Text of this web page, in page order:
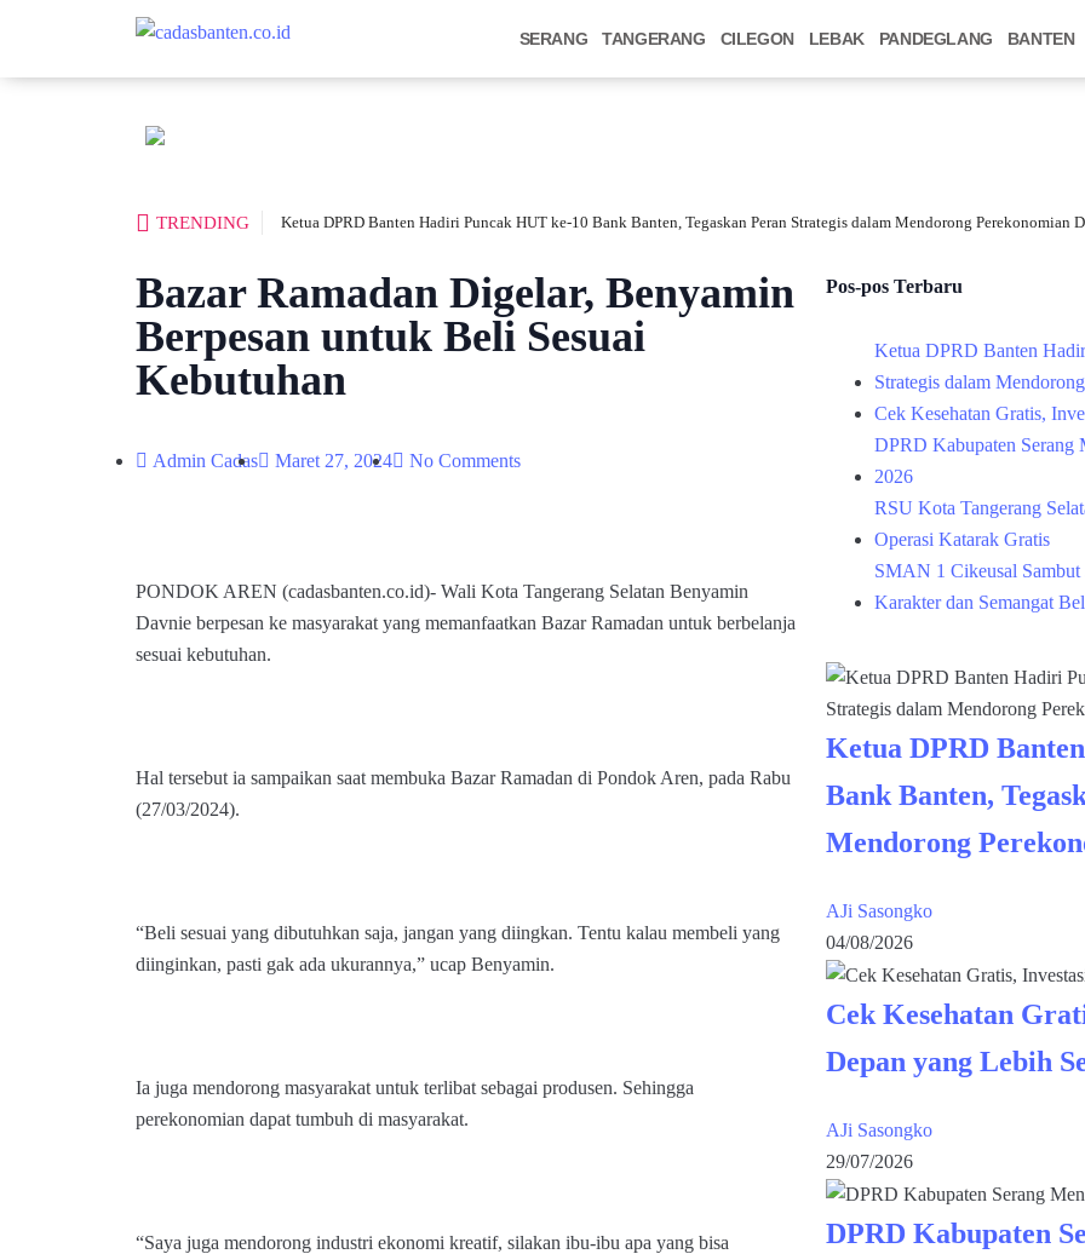
SERANG TANGERANG CILEGON LEBAK PANDEGLANG BANTEN
TRENDING Ketua DPRD Banten Hadiri Puncak HUT ke-10 Bank Banten, Tegaskan Peran Strategis dalam Mendorong Perekonomian
Bazar Ramadan Digelar, Benyamin
Berpesan untuk Beli Sesuai
Kebutuhan
Admin Cadas Maret 27, 2024 No Comments
PONDOK AREN (cadasbanten.co.id)- Wali Kota Tangerang Selatan Benyamin
Davnie berpesan ke masyarakat yang memanfaatkan Bazar Ramadan untuk berbelanja
sesuai kebutuhan.
Hal tersebut ia sampaikan saat membuka Bazar Ramadan di Pondok Aren, pada Rabu
(27/03/2024).
“Beli sesuai yang dibutuhkan saja, jangan yang diingkan. Tentu kalau membeli yang
diinginkan, pasti gak ada ukurannya,” ucap Benyamin.
Ia juga mendorong masyarakat untuk terlibat sebagai produsen. Sehingga
perekonomian dapat tumbuh di masyarakat.
“Saya juga mendorong industri ekonomi kreatif, silakan ibu-ibu apa yang bisa
Pos-pos Terbaru
Ketua DPRD Banten
Strategis dalam
Cek Kesehatan Gratis,
DPRD Kabupaten Serang
2026
RSU Kota Tangerang
Operasi Katarak Gratis
SMAN 1 Cikeusal
Karakter dan Semangat
Ketua DPRD
Bank Banten,
Mendorong
AJi Sasongko
04/08/2026
Cek Kesehatan
Depan yang Lebih
AJi Sasongko
29/07/2026
DPRD Kabupaten